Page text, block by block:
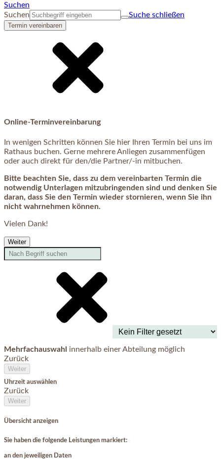
Suchen
Suchen
Suche schließen
Termin vereinbaren
Online-Terminvereinbarung
In wenigen Schritten können Sie hier Ihren Termin bei uns im
Rathaus buchen. Gerne mehrere Anliegen zusammenfügen
oder auch direkt für den/die Partner/-in mitbuchen.
Bitte beachten Sie, dass zu dem vereinbarten Termin die
notwendig Unterlagen mitzubringenden sind und denken Sie
daran, dass Sie den Termin wieder stornieren, wenn Sie ihn
nicht wahrnehmen können.
Vielen Dank!
Weiter
Mehrfachauswahl innerhalb einer Abteilung möglich
Zurück
Weiter
Uhrzeit auswählen
Zurück
Weiter
Übersicht anzeigen
Sie haben die folgende Leistungen markiert:
an den jeweiligen Daten